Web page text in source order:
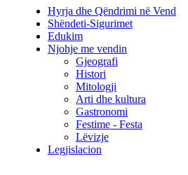
Hyrja dhe Qëndrimi në Vend
Shëndeti-Sigurimet
Edukim
Njohje me vendin
Gjeografi
Histori
Mitologji
Arti dhe kultura
Gastronomi
Festime - Festa
Lëvizje
Legjislacion